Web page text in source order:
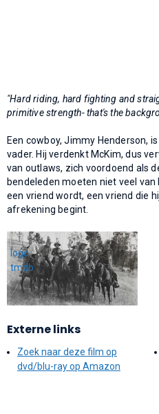
"Hard riding, hard fighting and
primitive strength- that's the
Een cowboy, Jimmy Henderson,
vader. Hij verdenkt McKim, dus
van outlaws, zich voordoend als
bendeleden moeten niet veel
een vriend wordt, een vriend die
afrekening begint.
Externe links
Zoek naar deze film op
dvd/blu-ray op Amazon